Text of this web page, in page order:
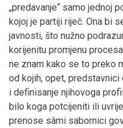
„predavanje“ samo jednoj
kojoj je partiji riječ. Ona bi
javnosti, što nužno
korijenitu promjenu
ne znam kako se to preko
od kojih, opet,
i definisanje njihovoga
bilo koga potcijeniti ili
prenose sâmi sabornici